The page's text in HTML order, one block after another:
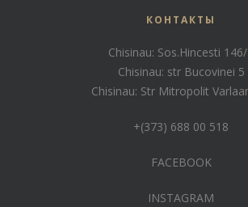
КОНТАКТЫ
Chisinau: Sos.Hincesti 146/
Chisinau: str Bucovinei 5
Chisinau: Str Mitropolit
+(373) 688 00 518
FACEBOOK
INSTAGRAM